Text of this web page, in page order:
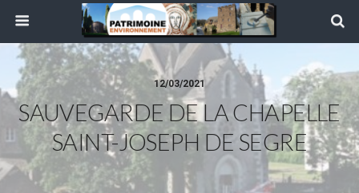
12/03/2021
SAUVEGARDE DE LA CHAPELLE
SAINT-JOSEPH DE SEGRE